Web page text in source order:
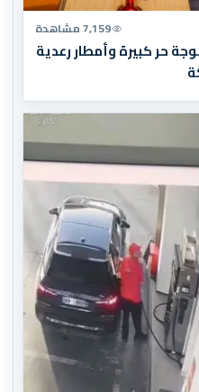
7,159 مشاهدة
حر كبيرة وأمطار رعدية